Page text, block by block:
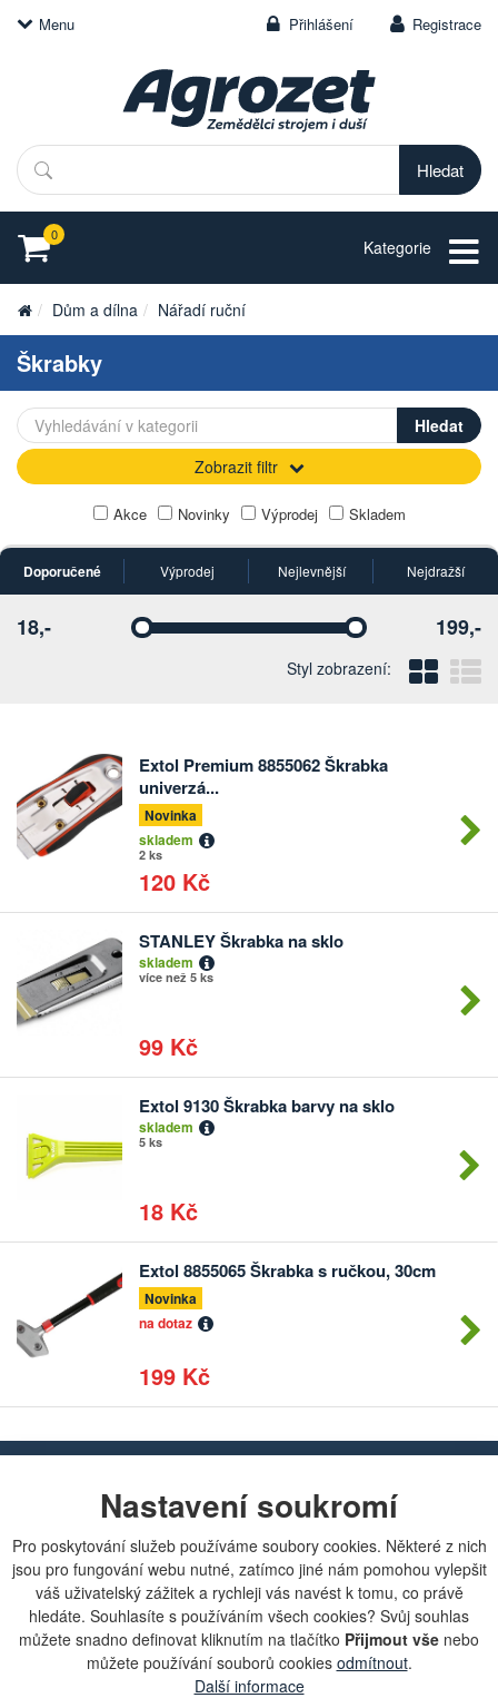
Nastavení soukromí
Pro poskytování služeb používáme soubory cookies. Některé z nich
jsou pro fungování webu nutné, zatímco jiné nám pomohou vylepšit
váš uživatelský zážitek a rychleji vás navést k tomu, co právě
hledáte. Souhlasíte s používáním všech cookies? Svůj souhlas
můžete snadno definovat kliknutím na tlačítko Přijmout vše nebo
můžete používání souborů cookies odmítnout.
Další informace
Menu Přihlášení Registrace
Hledat
0
Kategorie
Dům a dílna Nářadí ruční
Škrabky
Zobrazit filtr
Akce Novinky Výprodej Skladem
Doporučené Výprodej Nejlevnější Nejdražší
Vyberte Vyberte
18,- 199,-
Styl zobrazení:
Extol Premium 8855062 Škrabka
univerzá...
Novinka
skladem
2 ks
120 Kč
Počet
kusů
STANLEY Škrabka na sklo
skladem
více než 5 ks
99 Kč
Počet
kusů
Extol 9130 Škrabka barvy na sklo
skladem
5 ks
18 Kč
Počet
kusů
Extol 8855065 Škrabka s ručkou, 30cm
Novinka
na dotaz
199 Kč
Počet
mailové schránky?
Zobrazit aktuální newsletter